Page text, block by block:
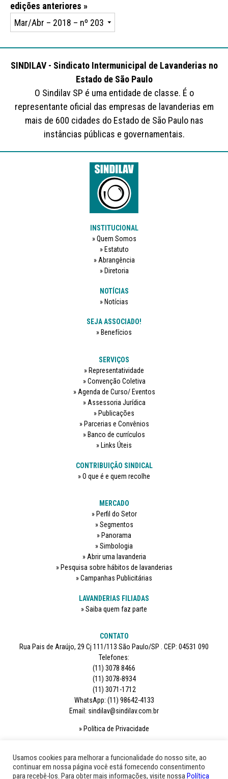
edições anteriores »
SINDILAV - Sindicato Intermunicipal de Lavanderias no
Estado de São Paulo
O Sindilav SP é uma entidade de classe. É o
representante oficial das empresas de lavanderias em
mais de 600 cidades do Estado de São Paulo nas
instâncias públicas e governamentais.
INSTITUCIONAL
Quem Somos
Estatuto
Abrangência
Diretoria
NOTÍCIAS
Notícias
SEJA ASSOCIADO!
Benefícios
SERVIÇOS
Representatividade
Convenção Coletiva
Agenda de Curso/ Eventos
Assessoria Jurídica
Publicações
Parcerias e Convênios
Banco de currículos
Links Úteis
CONTRIBUIÇÃO SINDICAL
O que é e quem recolhe
MERCADO
Perfil do Setor
Segmentos
Panorama
Simbologia
Abrir uma lavanderia
Pesquisa sobre hábitos de lavanderias
Campanhas Publicitárias
LAVANDERIAS FILIADAS
Saiba quem faz parte
CONTATO
Rua Pais de Araújo, 29 Cj 111/113 São Paulo/SP . CEP: 04531 090
Telefones:
(11) 3078 8466
(11) 3078-8934
(11) 3071-1712
WhatsApp: (11) 98642-4133
Email: sindilav@sindilav.com.br
Política de Privacidade
Usamos cookies para melhorar a funcionalidade do nosso site, ao
continuar em nossa página você está fornecendo consentimento
para recebê-los. Para obter mais informações, visite nossaPolítica